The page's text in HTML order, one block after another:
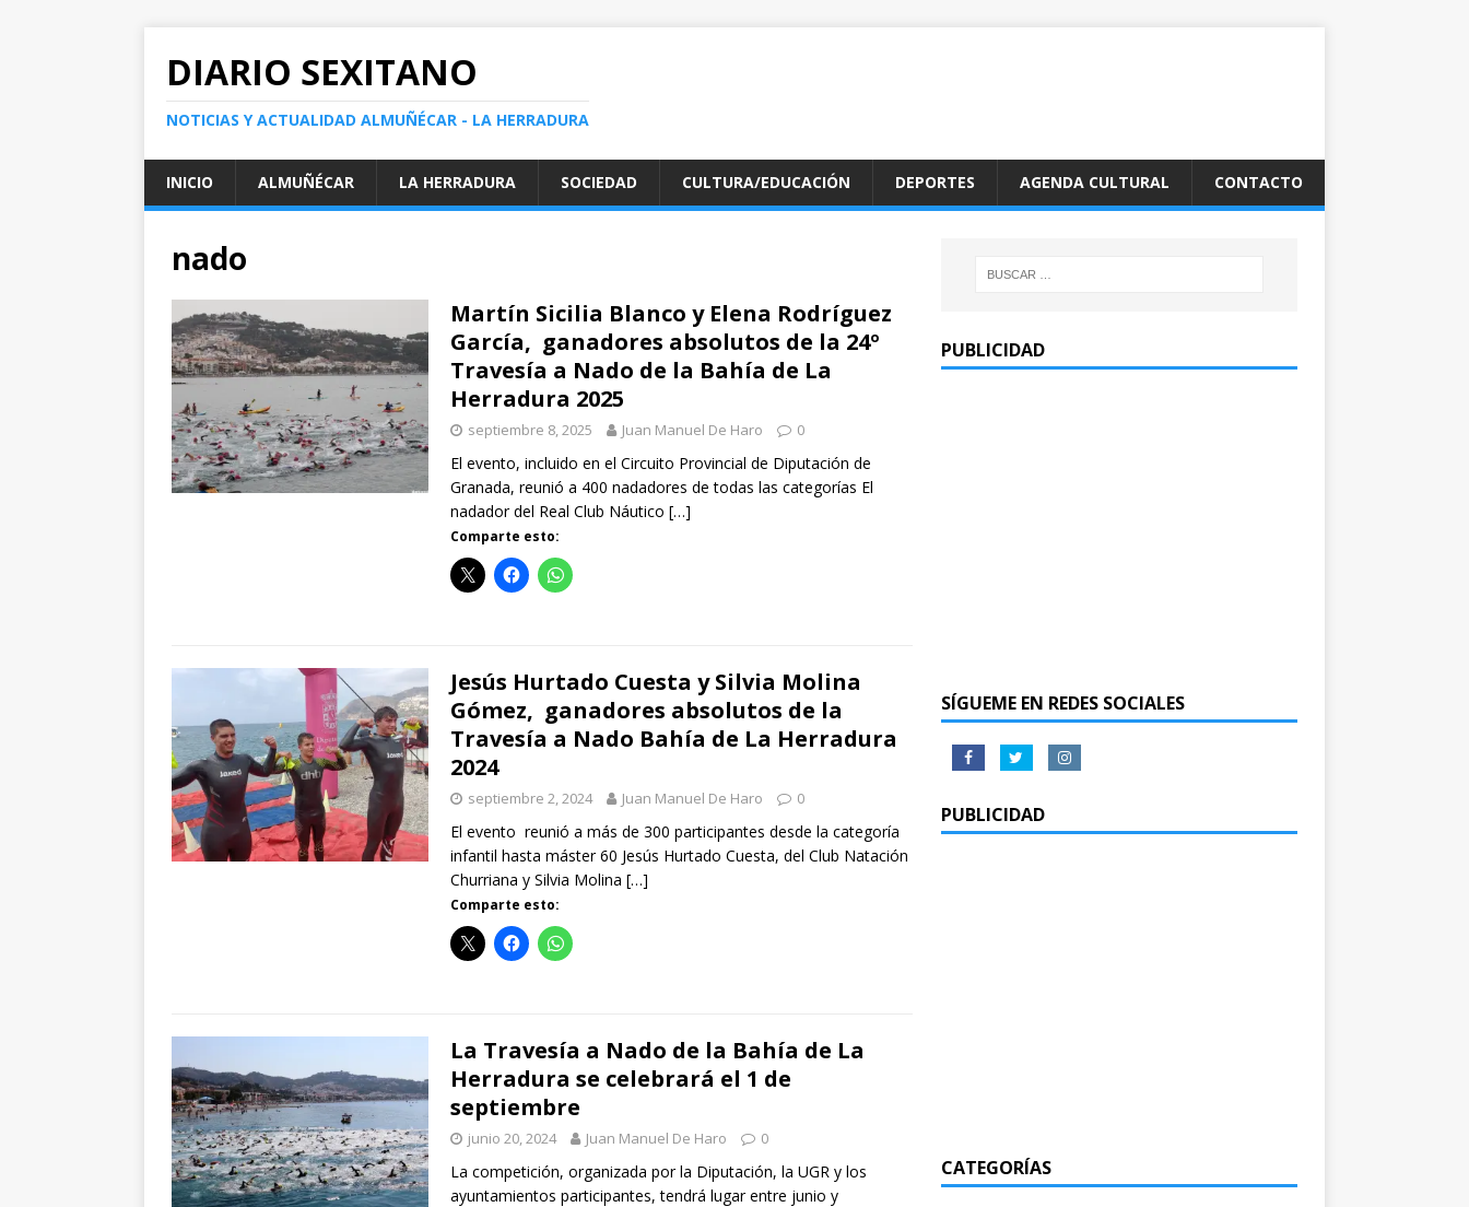
DIARIO SEXITANO
NOTICIAS Y ACTUALIDAD ALMUÑÉCAR - LA HERRADURA
INICIO ALMUÑÉCAR LA HERRADURA SOCIEDAD CULTURA/EDUCACIÓN DEPORTES AGENDA CULTURAL CONTACTO
nado
Martín Sicilia Blanco y Elena Rodríguez
García, ganadores absolutos de la 24º
Travesía a Nado de la Bahía de La
Herradura 2025
septiembre 8, 2025 Juan Manuel De Haro 0
El evento, incluido en el Circuito Provincial de Diputación de
Granada, reunió a 400 nadadores de todas las categorías El
nadador del Real Club Náutico […]
Comparte esto:
Jesús Hurtado Cuesta y Silvia Molina
Gómez, ganadores absolutos de la
Travesía a Nado Bahía de La Herradura
2024
septiembre 2, 2024 Juan Manuel De Haro 0
El evento reunió a más de 300 participantes desde la categoría
infantil hasta máster 60 Jesús Hurtado Cuesta, del Club Natación
Churriana y Silvia Molina […]
Comparte esto:
La Travesía a Nado de la Bahía de La
Herradura se celebrará el 1 de
septiembre
junio 20, 2024 Juan Manuel De Haro 0
La competición, organizada por la Diputación, la UGR y los
ayuntamientos participantes, tendrá lugar entre junio y
PUBLICIDAD
SÍGUEME EN REDES SOCIALES
PUBLICIDAD
CATEGORÍAS